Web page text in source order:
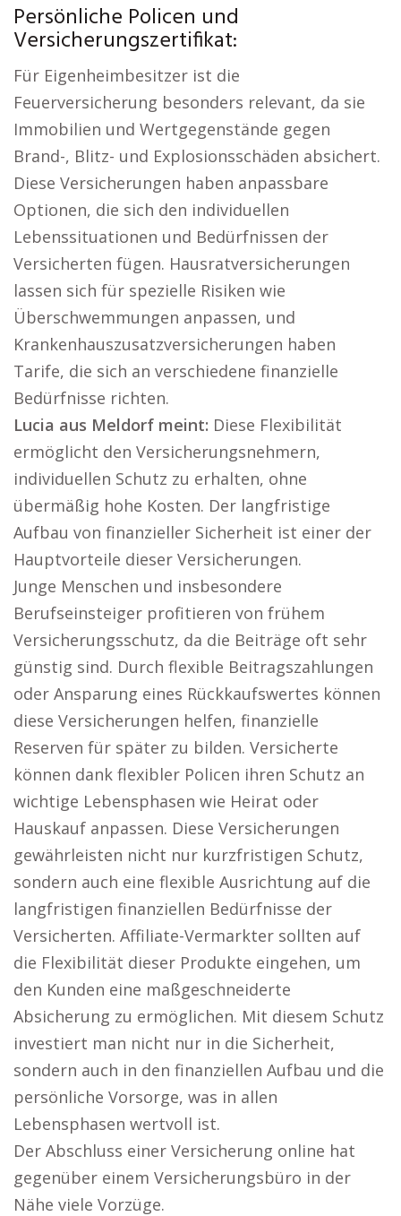
Persönliche Policen und
Versicherungszertifikat:
Für Eigenheimbesitzer ist die
Feuerversicherung besonders relevant, da sie
Immobilien und Wertgegenstände gegen
Brand-, Blitz- und Explosionsschäden absichert.
Diese Versicherungen haben anpassbare
Optionen, die sich den individuellen
Lebenssituationen und Bedürfnissen der
Versicherten fügen. Hausratversicherungen
lassen sich für spezielle Risiken wie
Überschwemmungen anpassen, und
Krankenhauszusatzversicherungen haben
Tarife, die sich an verschiedene finanzielle
Bedürfnisse richten.
Lucia aus Meldorf meint: Diese Flexibilität
ermöglicht den Versicherungsnehmern,
individuellen Schutz zu erhalten, ohne
übermäßig hohe Kosten. Der langfristige
Aufbau von finanzieller Sicherheit ist einer der
Hauptvorteile dieser Versicherungen.
Junge Menschen und insbesondere
Berufseinsteiger profitieren von frühem
Versicherungsschutz, da die Beiträge oft sehr
günstig sind. Durch flexible Beitragszahlungen
oder Ansparung eines Rückkaufswertes können
diese Versicherungen helfen, finanzielle
Reserven für später zu bilden. Versicherte
können dank flexibler Policen ihren Schutz an
wichtige Lebensphasen wie Heirat oder
Hauskauf anpassen. Diese Versicherungen
gewährleisten nicht nur kurzfristigen Schutz,
sondern auch eine flexible Ausrichtung auf die
langfristigen finanziellen Bedürfnisse der
Versicherten. Affiliate-Vermarkter sollten auf
die Flexibilität dieser Produkte eingehen, um
den Kunden eine maßgeschneiderte
Absicherung zu ermöglichen. Mit diesem Schutz
investiert man nicht nur in die Sicherheit,
sondern auch in den finanziellen Aufbau und die
persönliche Vorsorge, was in allen
Lebensphasen wertvoll ist.
Der Abschluss einer Versicherung online hat
gegenüber einem Versicherungsbüro in der
Nähe viele Vorzüge.